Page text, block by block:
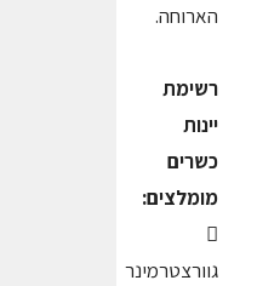
הארוחה.
רשימת
יינות
כשרים
מומלצים:

גוורצטרמינר